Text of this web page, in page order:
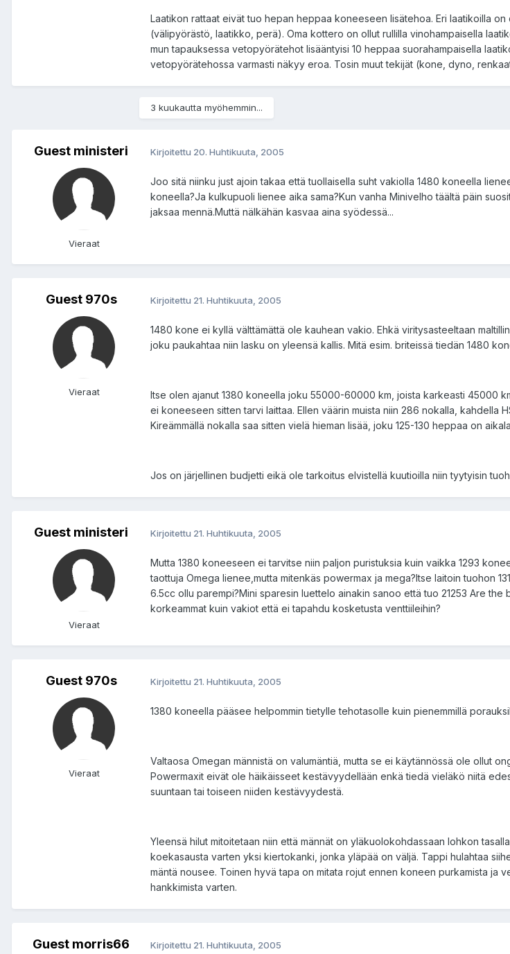
Laatikon rattaat eivät tuo hepan heppaa koneeseen lisätehoa. Eri laatikoilla
(välipyörästö, laatikko, perä). Oma kottero on ollut rullilla vinohampaisella
mun tapauksessa vetopyörätehot lisääntyisi 10 heppaa suorahampaisella
vetopyörätehossa varmasti näkyy eroa. Tosin muut tekijät (kone, dyno,
3 kuukautta myöhemmin...
Guest ministeri
Vieraat
Kirjoitettu 20. Huhtikuuta, 2005
Joo sitä niinku just ajoin takaa että tuollaisella suht vakiolla 1480 koneella
koneella?Ja kulkupuoli lienee aika sama?Kun vanha Minivelho täältä päin
jaksaa mennä.Muttä nälkähän kasvaa aina syödessä...
Guest 970s
Vieraat
Kirjoitettu 21. Huhtikuuta, 2005
1480 kone ei kyllä välttämättä ole kauhean vakio. Ehkä viritysasteeltaan
joku paukahtaa niin lasku on yleensä kallis. Mitä esim. briteissä tiedän 1480
Itse olen ajanut 1380 koneella joku 55000-60000 km, joista karkeasti 45000
ei koneeseen sitten tarvi laittaa. Ellen väärin muista niin 286 nokalla, kahdella
Kireämmällä nokalla saa sitten vielä hieman lisää, joku 125-130 heppaa on
Jos on järjellinen budjetti eikä ole tarkoitus elvistellä kuutioilla niin tyytyisin
Guest ministeri
Vieraat
Kirjoitettu 21. Huhtikuuta, 2005
Mutta 1380 koneeseen ei tarvitse niin paljon puristuksia kuin vaikka 1293
taottuja Omega lienee,mutta mitenkäs powermax ja mega?Itse laitoin tuohon
6.5cc ollu parempi?Mini sparesin luettelo ainakin sanoo että tuo 21253 Are
korkeammat kuin vakiot että ei tapahdu kosketusta venttiileihin?
Guest 970s
Vieraat
Kirjoitettu 21. Huhtikuuta, 2005
1380 koneella pääsee helpommin tietylle tehotasolle kuin pienemmillä
Valtaosa Omegan männistä on valumäntiä, mutta se ei käytännössä ole ollut
Powermaxit eivät ole häikäisseet kestävyydellään enkä tiedä vieläkö niitä
suuntaan tai toiseen niiden kestävyydestä.
Yleensä hilut mitoitetaan niin että männät on yläkuolokohdassaan lohkon
koekasausta varten yksi kiertokanki, jonka yläpää on väljä. Tappi hulahtaa
mäntä nousee. Toinen hyvä tapa on mitata rojut ennen koneen purkamista ja
hankkimista varten.
Guest morris66 Kirjoitettu 21. Huhtikuuta, 2005